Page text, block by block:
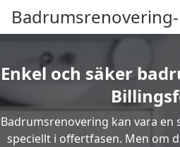
Enkel och säker
Badrumsrenovering kan vara en
speciellt i offertfasen. Men om